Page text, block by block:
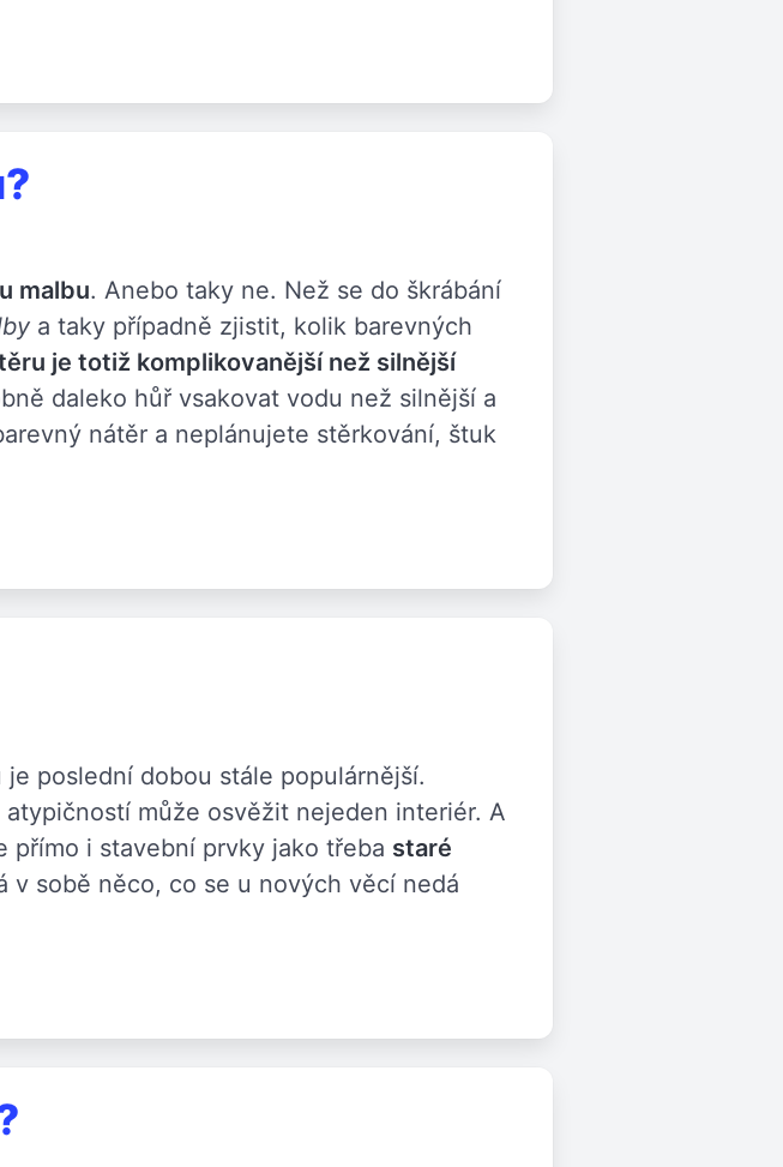
malbu. Anebo taky ne. Než se do škrábání
a taky případně zjistit, kolik barevných
je totiž komplikovanější než silnější
daleko hůř vsakovat vodu než silnější a
nátěr a neplánujete stěrkování, štuk
poslední dobou stále populárnější.
může osvěžit nejeden interiér. A
i stavební prvky jako třeba staré
v sobě něco, co se u nových věcí nedá